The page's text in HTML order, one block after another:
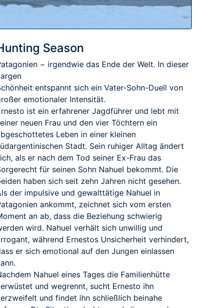
Season
− irgendwie das Ende der Welt. In dieser
entspannt sich ein Vater-Sohn-Duell von
emotionaler Intensität.
ist ein erfahrener Jagdführer und lebt mit
neuen Frau und den vier Töchtern ein
Leben in einer kleinen
Stadt. Sein ruhiger Alltag ändert
als er nach dem Tod seiner Ex-Frau das
für seinen Sohn Nahuel bekommt. Die
haben sich seit zehn Jahren nicht gesehen.
der impulsive und gewalttätige Nahuel in
ankommt, zeichnet sich vom ersten
an ab, dass die Beziehung schwierig
wird. Nahuel verhält sich unwillig und
während Ernestos Unsicherheit verhindert,
er sich emotional auf den Jungen einlassen
Nahuel eines Tages die Familienhütte
und wegrennt, sucht Ernesto ihn
und findet ihn schließlich beinahe